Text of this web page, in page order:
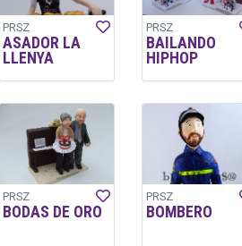
PRSZ
ASADOR LA
LLENYA
PRSZ
BAILANDO
HIPHOP
PRSZ
BODAS DE ORO
PRSZ
BOMBERO